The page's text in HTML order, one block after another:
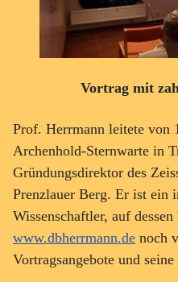
Vortrag mit
Prof. Herrmann leitete von
Archenhold-Sternwarte in
Gründungsdirektor des
Prenzlauer Berg. Er ist ein
Wissenschaftler, auf dessen
www.dbherrmann.de noch
Vortragsangebote und